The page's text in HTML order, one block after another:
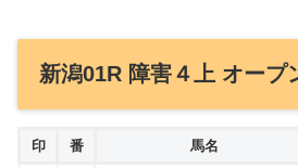
新潟01R 障害４上 オープ
印 番 馬名